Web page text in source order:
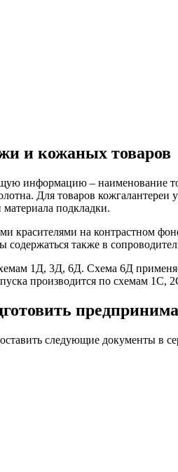
и кожаных товаров
информацию – наименование
Для товаров
подкладки.
красителями на контрастном
содержаться также в
1Д, 3Д, 6Д. Схема 6Д
производится по схемам
следующие документы в